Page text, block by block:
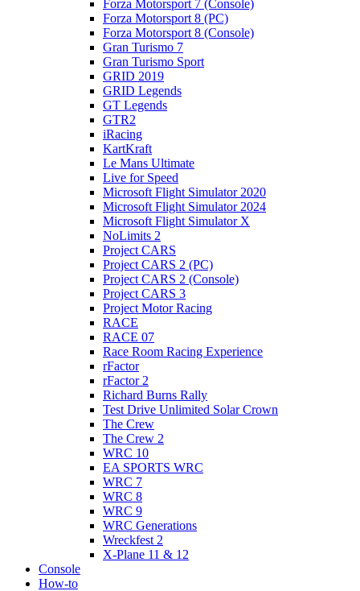
Forza Motorsport 7 (Console)
Forza Motorsport 8 (PC)
Forza Motorsport 8 (Console)
Gran Turismo 7
Gran Turismo Sport
GRID 2019
GRID Legends
GT Legends
GTR2
iRacing
KartKraft
Le Mans Ultimate
Live for Speed
Microsoft Flight Simulator 2020
Microsoft Flight Simulator 2024
Microsoft Flight Simulator X
NoLimits 2
Project CARS
Project CARS 2 (PC)
Project CARS 2 (Console)
Project CARS 3
Project Motor Racing
RACE
RACE 07
Race Room Racing Experience
rFactor
rFactor 2
Richard Burns Rally
Test Drive Unlimited Solar Crown
The Crew
The Crew 2
WRC 10
EA SPORTS WRC
WRC 7
WRC 8
WRC 9
WRC Generations
Wreckfest 2
X-Plane 11 & 12
Console
How-to